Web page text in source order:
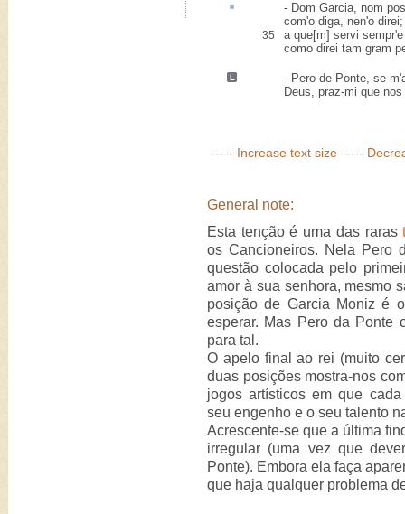
- Dom Garcia, nom
com'o diga, nen'o direi;
35
a que[m] servi
como direi tam gram
- Pero de Ponte, se
Deus, praz-mi que
----- Increase text size -----
General note:
Esta tenção é uma das raras
os Cancioneiros. Nela Pero
questão colocada pelo
amor à sua senhora, mesmo
posição de Garcia Moniz é
esperar. Mas Pero da Ponte
para tal.
O apelo final ao rei (muito
duas posições mostra-nos
jogos artísticos em que
seu engenho e o seu talento
Acrescente-se que a última
irregular (uma vez que
Ponte). Embora ela faça
que haja qualquer problema